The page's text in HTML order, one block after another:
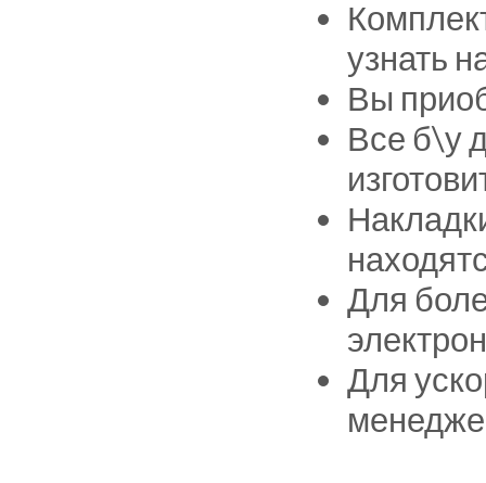
узнать
Вы
Все б\у
Для
Для